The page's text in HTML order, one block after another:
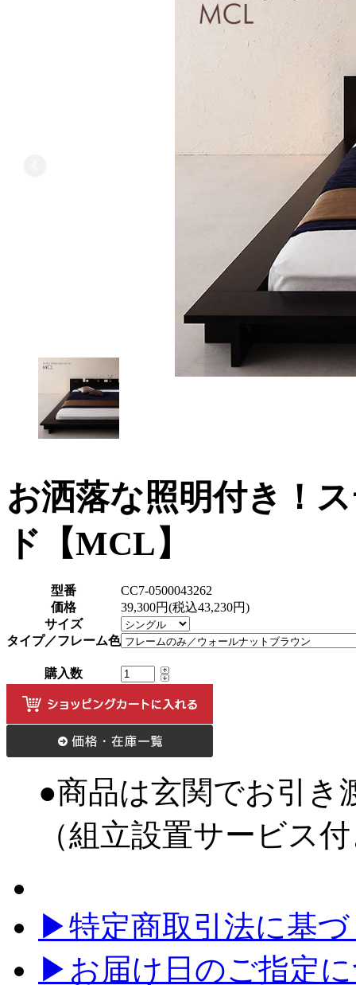
お洒落な照明付き！
ド【MCL】
型番
CC7-0500043262
価格
39,300円(税込43,230円)
サイズ
タイプ／フレーム色
購入数
●商品は玄関でお引き
（組立設置サービス
▶特定商取引法に基
▶お届け日のご指定